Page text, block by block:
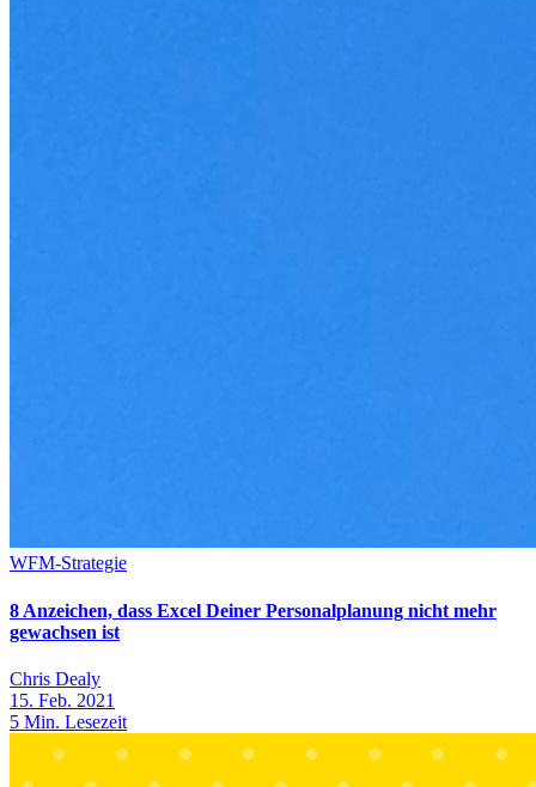
WFM-Strategie
8 Anzeichen, dass Excel Deiner Personalplanung nicht mehr
gewachsen ist
Chris Dealy
15. Feb. 2021
5 Min. Lesezeit